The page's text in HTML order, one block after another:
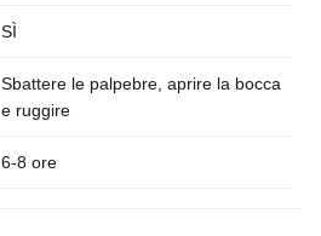
SÌ
Sbattere le palpebre, aprire la bocca
e ruggire
6-8 ore